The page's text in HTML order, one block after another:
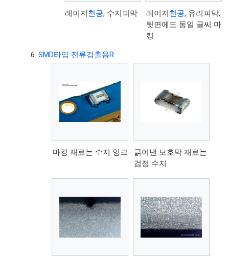
레이저천공, 수지피막 레이저천공, 유리피막,
뒷면에도 동일 글씨 마
킹
SMD타입 전류검출용R
마킹 재료는 수지 잉크
긁어낸 보호막 재료는
검정 수지